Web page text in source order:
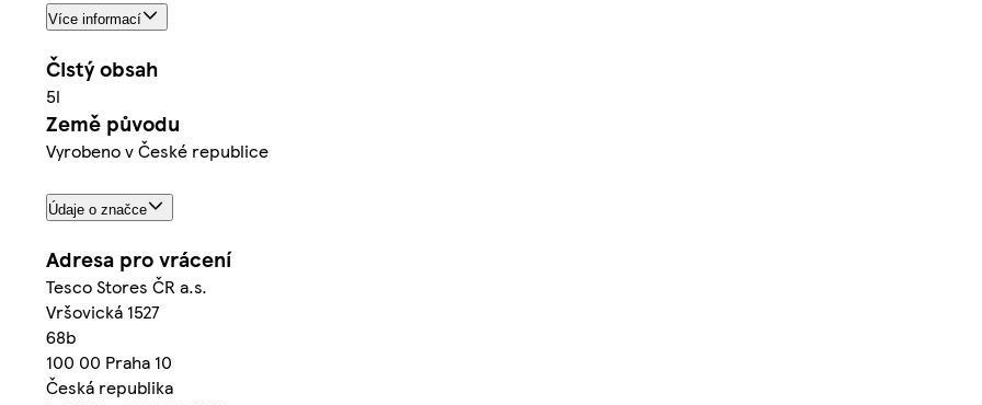
Více informací
Čistý obsah
5l
Země původu
Vyrobeno v České republice
Údaje o značce
Adresa pro vrácení
Tesco Stores ČR a.s.
Vršovická 1527
68b
100 00 Praha 10
Česká republika